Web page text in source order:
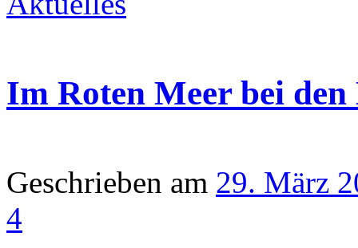
Im Roten Meer bei den
Geschrieben am 29. März
4